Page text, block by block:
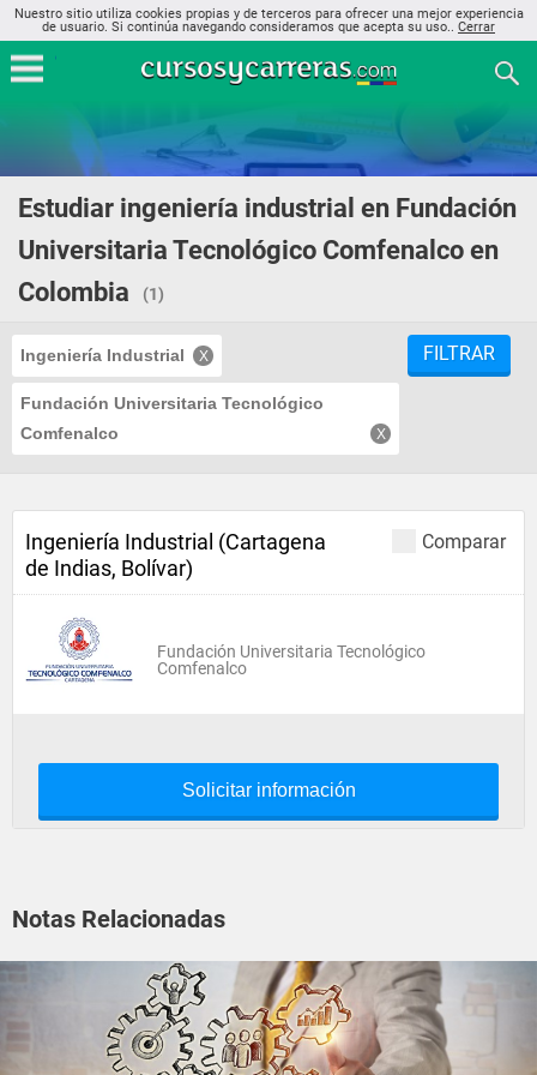
Nuestro sitio utiliza cookies propias y de terceros para ofrecer una mejor experiencia
de usuario. Si continúa navegando consideramos que acepta su uso.. Cerrar
Estudiar ingeniería industrial en Fundación
Universitaria Tecnológico Comfenalco en
Colombia
(1)
Ingeniería Industrial
Fundación Universitaria Tecnológico
Comfenalco
FILTRAR
Comparar
Ingeniería Industrial (Cartagena
de Indias, Bolívar)
Fundación Universitaria Tecnológico
Comfenalco
Solicitar información
Notas Relacionadas